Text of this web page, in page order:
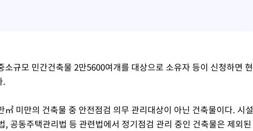
소규모 민간건축물 2만5600여개를 대상으로 소유자 등이 신청하면 현
.
미만의 건축물 중 안전점검 의무 관리대상이 아닌 건축물이다. 시설
, 공동주택관리법 등 관련법에서 정기점검 관리 중인 건축물은 제외된